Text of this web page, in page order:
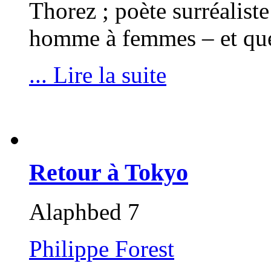
Thorez ; poète
homme à femmes – et
... Lire la suite
Retour à Tokyo
Alaphbed 7
Philippe Forest